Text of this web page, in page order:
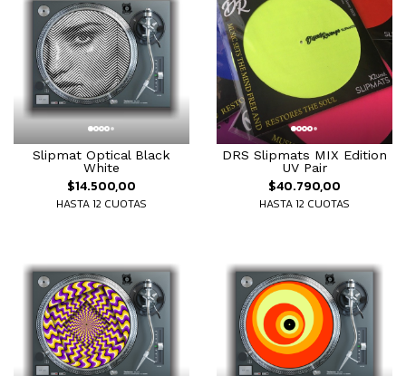
Slipmat Optical Black
White
$14.500,00
HASTA 12 CUOTAS
DRS Slipmats MIX Edition
UV Pair
$40.790,00
HASTA 12 CUOTAS